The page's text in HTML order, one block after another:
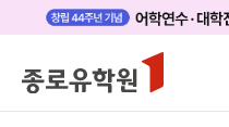
로그인 회원가입
어학연수